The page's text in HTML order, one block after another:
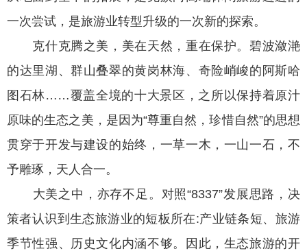
一次尝试，是旅游业转型升级的一次新的探索。
克什克腾之美，美在天然，重在保护。碧波潋滟
的达里湖、群山叠翠的黄岗林海、奇险峭峻的阿斯哈
图石林……覆盖全境的十大景区，之所以保持着原汁
原味的生态之美，是因为“尊重自然，珍惜自然”的思想
贯穿于开发与建设的始终，一草一木，一山一石，不
予雕琢，天人合一。
大美之中，亦存不足。对照“8337”发展思路，决
策者认识到生态旅游业的短板所在:产业链条短、旅游
季节性强、历史文化内涵不够。因此，生态旅游的开